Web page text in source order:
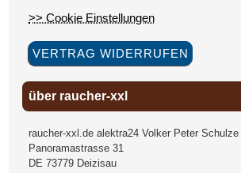
>> Cookie Einstellungen
VERTRAG WIDERRUFEN
über raucher-xxl
raucher-xxl.de alektra24 Volker Peter Schulze
Panoramastrasse 31
DE 73779 Deizisau